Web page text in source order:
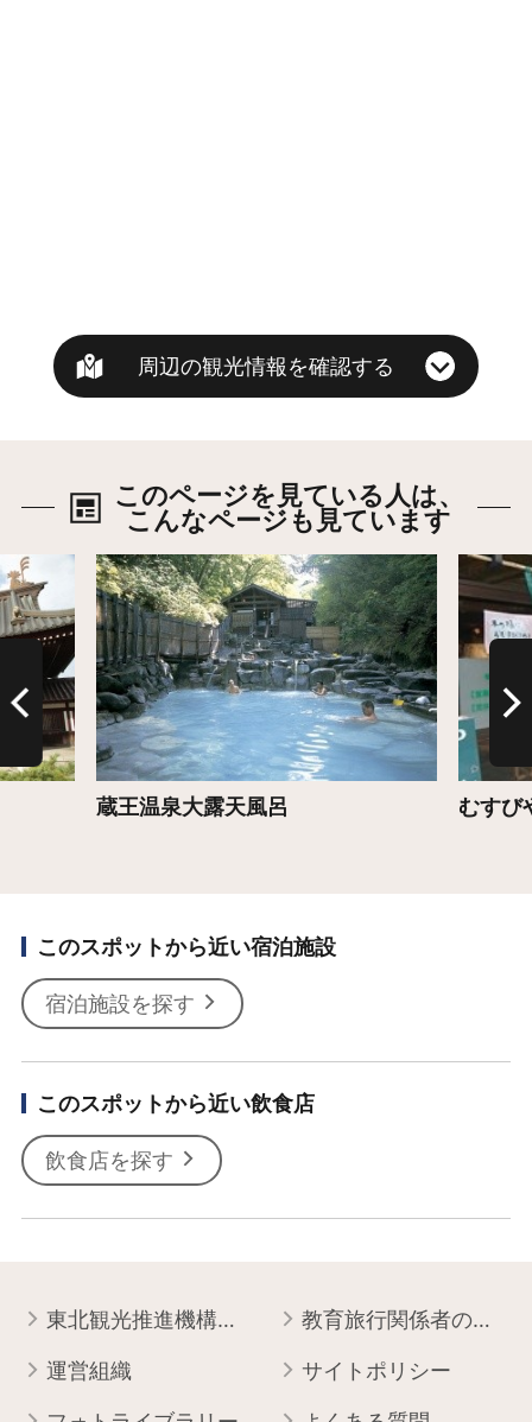
周辺の観光情報を確認する
このページを見ている人は、
こんなページも見ています
蔵王温泉大露天風呂
詳細はこちら
むすび
詳細
このスポットから近い宿泊施設
宿泊施設を探す
このスポットから近い飲食店
飲食店を探す
東北観光推進機構について 教育旅行関係者の皆様へ
運営組織 サイトポリシー